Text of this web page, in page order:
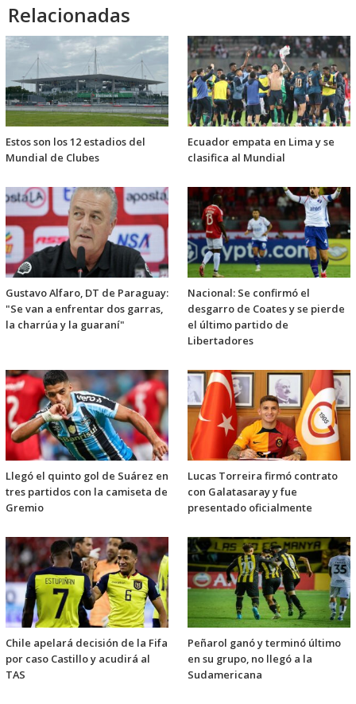
Relacionadas
Estos son los 12 estadios del
Mundial de Clubes
Ecuador empata en Lima y se
clasifica al Mundial
Gustavo Alfaro, DT de Paraguay:
"Se van a enfrentar dos garras,
la charrúa y la guaraní"
Nacional: Se confirmó el
desgarro de Coates y se pierde
el último partido de
Libertadores
Llegó el quinto gol de Suárez en
tres partidos con la camiseta de
Gremio
Lucas Torreira firmó contrato
con Galatasaray y fue
presentado oficialmente
Chile apelará decisión de la Fifa
por caso Castillo y acudirá al
TAS
Peñarol ganó y terminó último
en su grupo, no llegó a la
Sudamericana